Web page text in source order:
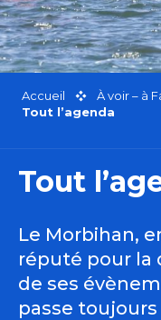
Accueil À voir – à
Tout l’agenda
Tout
Le Morbihan,
réputé pour la
de ses
passe